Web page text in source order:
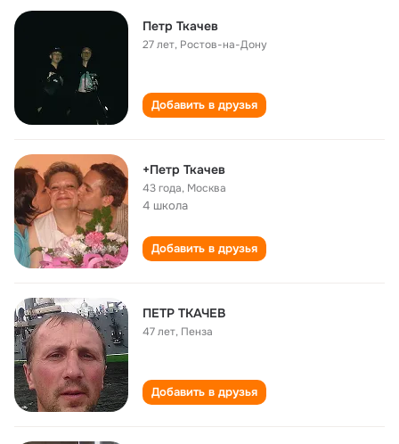
Петр Ткачев
27 лет, Ростов-на-Дону
Добавить в друзья
+Петр Ткачев
43 года, Москва
4 школа
Добавить в друзья
ПЕТР ТКАЧЕВ
47 лет, Пенза
Добавить в друзья